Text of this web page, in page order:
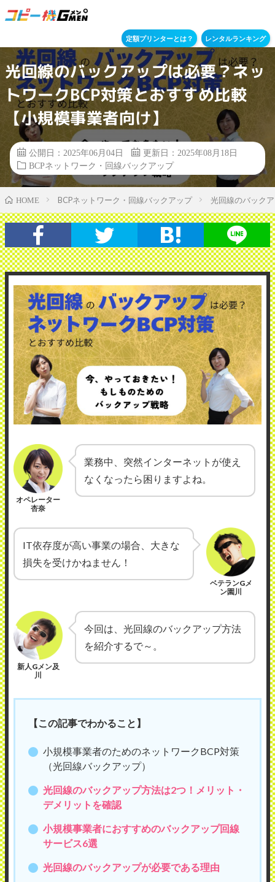
定額プリンターとは？ レンタルランキング
光回線のバックアップは必要？ネッ
トワークBCP対策とおすすめ比較
【小規模事業者向け】
公開日：2025年06月04日
更新日：2025年08月18日
BCPネットワーク・回線バックアップ
HOME BCPネットワーク・回線バックアップ 光回線のバック
オペレーター
杏奈
業務中、突然インターネットが使え
なくなったら困りますよね。
IT依存度が高い事業の場合、大きな
損失を受けかねません！
ベテランGメ
ン園川
新人Gメン及
川
今回は、光回線のバックアップ方法
を紹介するで～。
【この記事でわかること】
小規模事業者のためのネットワークBCP対策
（光回線バックアップ）
光回線のバックアップ方法は2つ！メリット・
デメリットを確認
小規模事業者におすすめのバックアップ回線
サービス6選
光回線のバックアップが必要である理由